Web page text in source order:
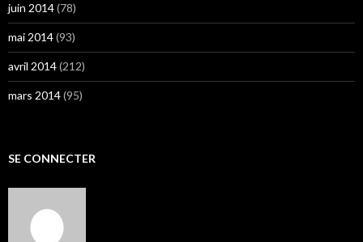
juin 2014(78)
mai 2014(93)
avril 2014(212)
mars 2014(95)
SE CONNECTER